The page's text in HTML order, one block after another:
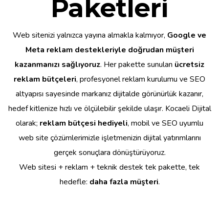
Paketleri
Web sitenizi yalnızca yayına almakla kalmıyor, Google ve
Meta reklam destekleriyle doğrudan müşteri
kazanmanızı sağlıyoruz. Her pakette sunulan ücretsiz
reklam bütçeleri, profesyonel reklam kurulumu ve SEO
altyapısı sayesinde markanız dijitalde görünürlük kazanır,
hedef kitlenize hızlı ve ölçülebilir şekilde ulaşır. Kocaeli Dijital
olarak; reklam bütçesi hediyeli, mobil ve SEO uyumlu
web site çözümlerimizle işletmenizin dijital yatırımlarını
gerçek sonuçlara dönüştürüyoruz.
Web sitesi + reklam + teknik destek tek pakette, tek
hedefle: daha fazla müşteri.